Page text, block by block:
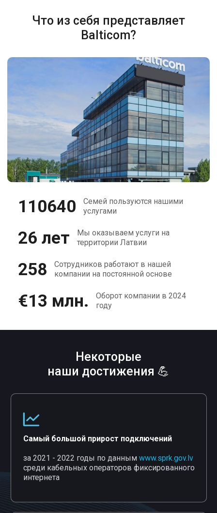
Что из себя представляет
Balticom?
110640
Семей пользуются нашими
услугами
26 лет
Мы оказываем услуги на
территории Латвии
258
Сотрудников работают в нашей
компании на постоянной основе
€13 млн.
Оборот компании в 2024
году
Некоторые
наши достижения 💪
Самый большой прирост подключений
за 2021 - 2022 годы по данным www.sprk.gov.lv
среди кабельных операторов фиксированного
интернета